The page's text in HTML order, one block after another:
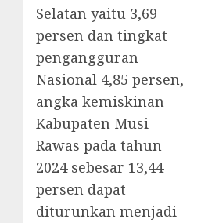
Selatan yaitu 3,69
persen dan tingkat
pengangguran
Nasional 4,85 persen,
angka kemiskinan
Kabupaten Musi
Rawas pada tahun
2024 sebesar 13,44
persen dapat
diturunkan menjadi